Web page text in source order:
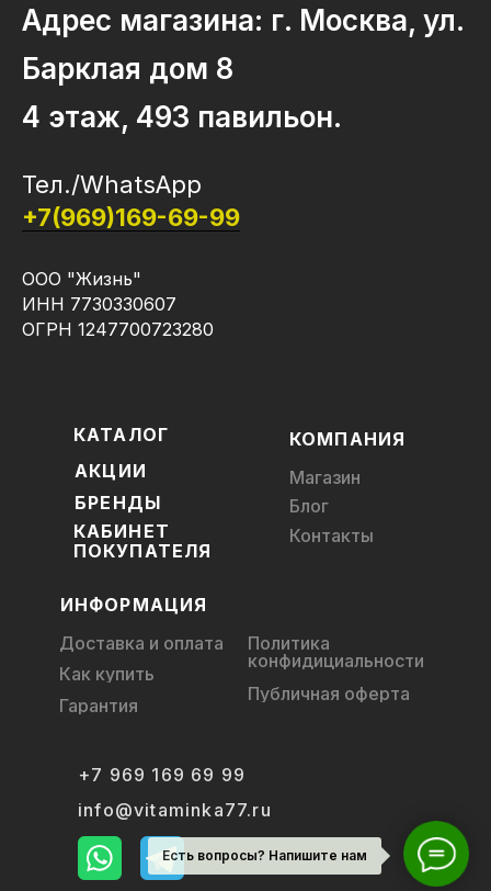
Адрес магазина: г. Москва, ул.
Барклая дом 8
4 этаж, 493 павильон.
Тел./WhatsApp
+7(969)169-69-99
ООО "Жизнь"
ИНН 7730330607
ОГРН 1247700723280
Есть вопросы? Напишите нам
КАТАЛОГ
КАБИНЕТ
ПОКУПАТЕЛЯ
БРЕНДЫ
АКЦИИ
Магазин
Блог
Контакты
КОМПАНИЯ
+7 969 169 69 99
info@vitaminka77.ru
ИНФОРМАЦИЯ
Доставка и оплата
Как купить
Политика
конфидициальности
Публичная оферта
Гарантия